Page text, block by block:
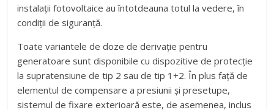
instalații fotovoltaice au întotdeauna totul la vedere, în
condiții de siguranță.
Toate variantele de doze de derivație pentru
generatoare sunt disponibile cu dispozitive de protecție
la supratensiune de tip 2 sau de tip 1+2. În plus față de
elementul de compensare a presiunii și presetupe,
sistemul de fixare exterioară este, de asemenea, inclus